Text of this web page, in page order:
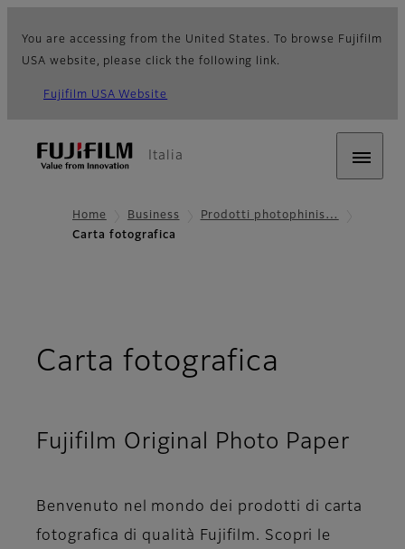
You are accessing from the United States. To browse Fujifilm
USA website, please click the following link.
Fujifilm USA Website
Italia
Home Business
Prodotti photophinis…
Carta fotografica
Carta fotografica
Fujifilm Original Photo Paper
Benvenuto nel mondo dei prodotti di carta
fotografica di qualità Fujifilm. Scopri le